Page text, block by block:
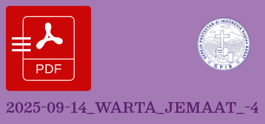
2025-09-14_WARTA_JEMAAT_-4